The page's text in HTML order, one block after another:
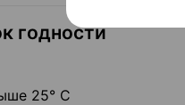
годности
25° С